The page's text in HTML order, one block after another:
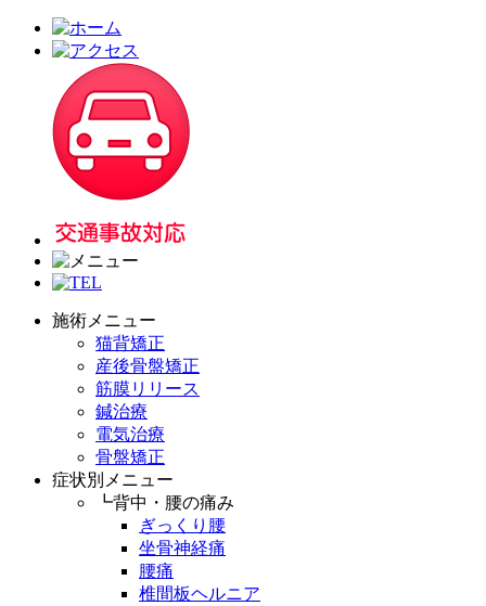
施術メニュー
猫背矯正
産後骨盤矯正
筋膜リリース
鍼治療
電気治療
骨盤矯正
症状別メニュー
┗背中・腰の痛み
ぎっくり腰
坐骨神経痛
腰痛
椎間板ヘルニア